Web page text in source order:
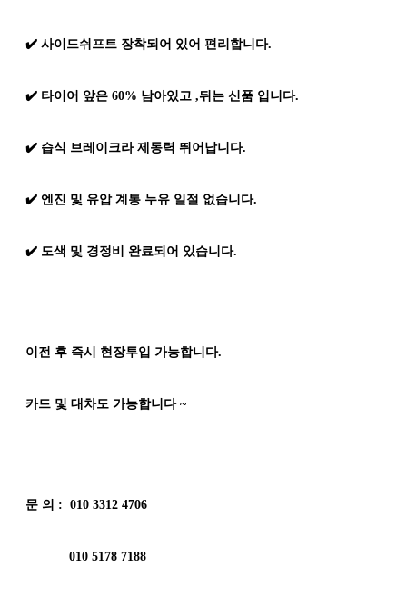
✔️ 사이드쉬프트 장착되어 있어 편리합니다.
✔️ 타이어 앞은 60% 남아있고 ,뒤는 신품 입니다.
✔️ 습식 브레이크라 제동력 뛰어납니다.
✔️ 엔진 및 유압 계통 누유 일절 없습니다.
✔️ 도색 및 경정비 완료되어 있습니다.
이전 후 즉시 현장투입 가능합니다.
카드 및 대차도 가능합니다 ~
문 의 : 010 3312 4706
010 5178 7188